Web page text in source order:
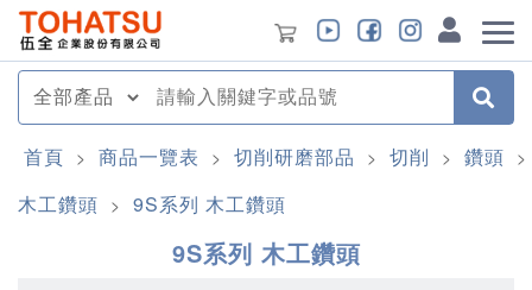
首頁 > 商品一覽表 > 切削研磨部品 > 切削 > 鑽頭 >
木工鑽頭 > 9S系列 木工鑽頭
9S系列 木工鑽頭